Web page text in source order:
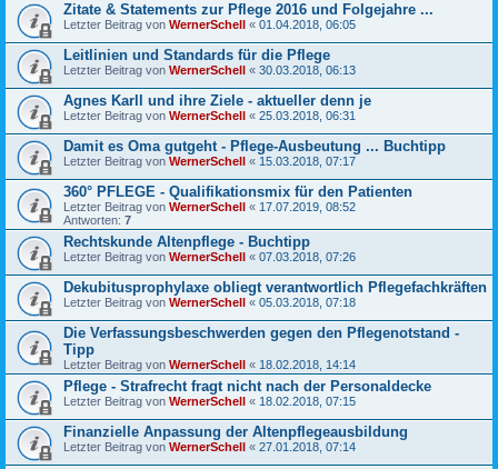
Zitate & Statements zur Pflege 2016 und Folgejahre ...
Letzter Beitrag von WernerSchell « 01.04.2018, 06:05
Leitlinien und Standards für die Pflege
Letzter Beitrag von WernerSchell « 30.03.2018, 06:13
Agnes Karll und ihre Ziele - aktueller denn je
Letzter Beitrag von WernerSchell « 25.03.2018, 06:31
Damit es Oma gutgeht - Pflege-Ausbeutung ... Buchtipp
Letzter Beitrag von WernerSchell « 15.03.2018, 07:17
360° PFLEGE - Qualifikationsmix für den Patienten
Letzter Beitrag von WernerSchell « 17.07.2019, 08:52
Antworten: 7
Rechtskunde Altenpflege - Buchtipp
Letzter Beitrag von WernerSchell « 07.03.2018, 07:26
Dekubitusprophylaxe obliegt verantwortlich Pflegefachkräften
Letzter Beitrag von WernerSchell « 05.03.2018, 07:18
Die Verfassungsbeschwerden gegen den Pflegenotstand -
Tipp
Letzter Beitrag von WernerSchell « 18.02.2018, 14:14
Pflege - Strafrecht fragt nicht nach der Personaldecke
Letzter Beitrag von WernerSchell « 18.02.2018, 07:15
Finanzielle Anpassung der Altenpflegeausbildung
Letzter Beitrag von WernerSchell « 27.01.2018, 07:14